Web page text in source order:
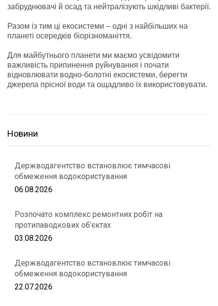
забруднювачі й осад та нейтралізують шкідливі бактерії.
Разом із тим ці екосистеми – одні з найбільших на
планеті осередків біорізноманіття.
Для майбутнього планети ми маємо усвідомити
важливість припинення руйнування і почати
відновлювати водно-болотні екосистеми, берегти
джерела прісної води та ощадливо їх використовувати.
Новини
Держводагентство встановлює тимчасові
обмеження водокористування
06.08.2026
Розпочато комплекс ремонтних робіт на
протипаводкових об’єктах
03.08.2026
Держводагентство встановлює тимчасові
обмеження водокористування
22.07.2026